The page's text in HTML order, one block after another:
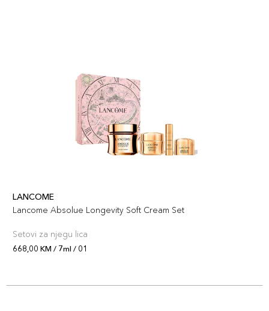
LANCOME
Lancome Absolue Longevity Soft Cream Set
Setovi za njegu lica
668,00 KM / 7ml / 01